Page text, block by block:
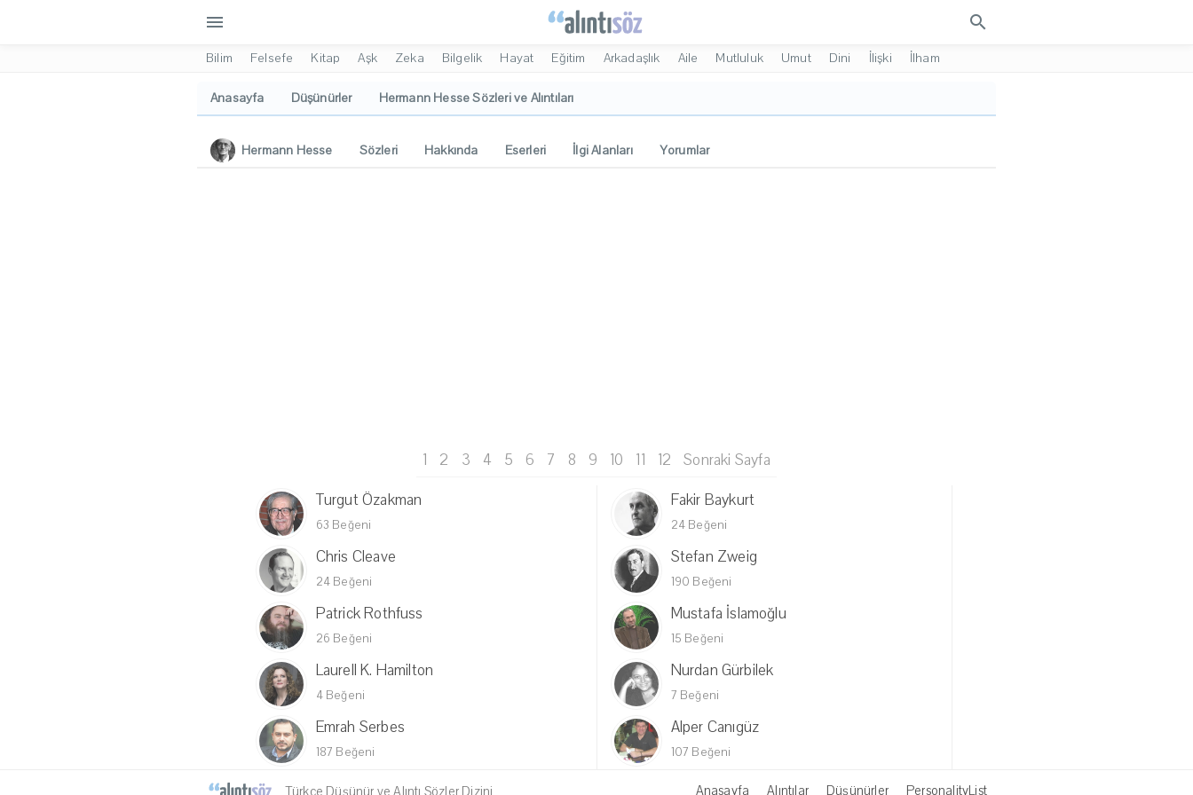
menu search
Bilim Felsefe Kitap Aşk Zeka Bilgelik Hayat Eğitim Arkadaşlık Aile Mutluluk Umut Dini İlişki İlham
Anasayfa Düşünürler Hermann Hesse Sözleri ve Alıntıları
Hermann Hesse Sözleri Hakkında Eserleri İlgi Alanları Yorumlar
1 2 3 4 5 6 7 8 9 10 11 12
Sonraki Sayfa
Turgut Özakman
63 Beğeni
Fakir Baykurt
24 Beğeni
Chris Cleave
24 Beğeni
Stefan Zweig
190 Beğeni
Patrick Rothfuss
26 Beğeni
Mustafa İslamoğlu
15 Beğeni
Laurell K. Hamilton
4 Beğeni
Nurdan Gürbilek
7 Beğeni
Emrah Serbes
187 Beğeni
Alper Canıgüz
107 Beğeni
Türkçe Düşünür ve Alıntı Sözler Dizini Anasayfa Alıntılar Düşünürler PersonalityList